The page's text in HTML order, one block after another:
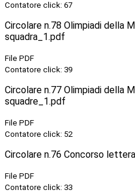
Contatore click: 67
Circolare n.78 Olimpiadi della
squadra_1.pdf
File PDF
Contatore click: 39
Circolare n.77 Olimpiadi della
squadre_1.pdf
File PDF
Contatore click: 52
Circolare n.76 Concorso
File PDF
Contatore click: 33